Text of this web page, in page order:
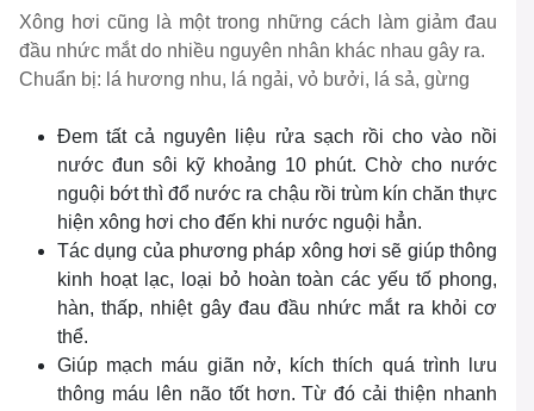
Xông hơi cũng là một trong những cách làm giảm đau
đầu nhức mắt do nhiều nguyên nhân khác nhau gây ra.
Chuẩn bị: lá hương nhu, lá ngải, vỏ bưởi, lá sả, gừng
Đem tất cả nguyên liệu rửa sạch rồi cho vào nồi
nước đun sôi kỹ khoảng 10 phút. Chờ cho nước
nguội bớt thì đổ nước ra chậu rồi trùm kín chăn thực
hiện xông hơi cho đến khi nước nguội hẳn.
Tác dụng của phương pháp xông hơi sẽ giúp thông
kinh hoạt lạc, loại bỏ hoàn toàn các yếu tố phong,
hàn, thấp, nhiệt gây đau đầu nhức mắt ra khỏi cơ
thể.
Giúp mạch máu giãn nở, kích thích quá trình lưu
thông máu lên não tốt hơn. Từ đó cải thiện nhanh